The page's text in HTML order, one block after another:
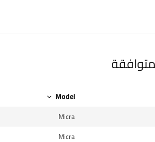
Model
Micra
Micra